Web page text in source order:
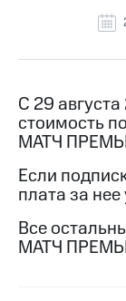
МТС
Деньги
номер
в МТС
Услуги
Мой
МТС
на
Тарифы
С 29
стоимость
МАТЧ
Если
плата за
Все
МАТЧ